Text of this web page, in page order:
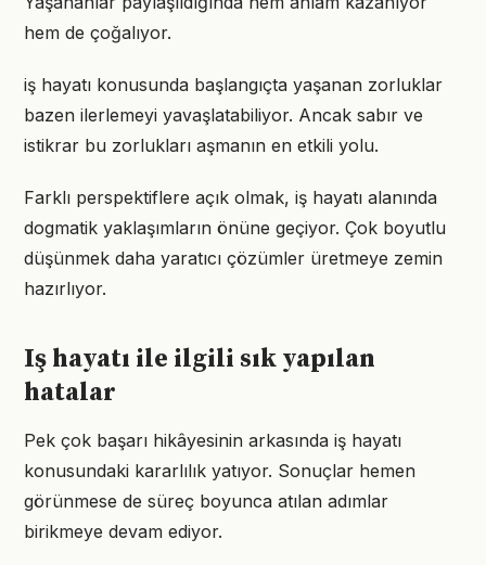
hem de çoğalıyor.
iş hayatı konusunda başlangıçta yaşanan zorluklar
bazen ilerlemeyi yavaşlatabiliyor. Ancak sabır ve
istikrar bu zorlukları aşmanın en etkili yolu.
Farklı perspektiflere açık olmak, iş hayatı alanında
dogmatik yaklaşımların önüne geçiyor. Çok boyutlu
düşünmek daha yaratıcı çözümler üretmeye zemin
hazırlıyor.
Iş hayatı ile ilgili sık yapılan
hatalar
Pek çok başarı hikâyesinin arkasında iş hayatı
konusundaki kararlılık yatıyor. Sonuçlar hemen
görünmese de süreç boyunca atılan adımlar
birikmeye devam ediyor.